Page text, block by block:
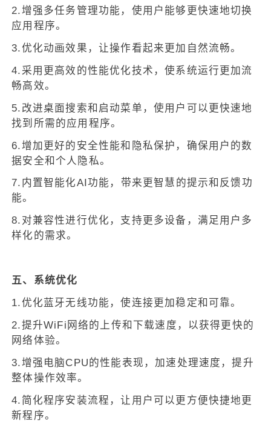
2.增强多任务管理功能，使用户能够更快速地切换
应用程序。
3.优化动画效果，让操作看起来更加自然流畅。
4.采用更高效的性能优化技术，使系统运行更加流
畅高效。
5.改进桌面搜索和启动菜单，使用户可以更快速地
找到所需的应用程序。
6.增加更好的安全性能和隐私保护，确保用户的数
据安全和个人隐私。
7.内置智能化AI功能，带来更智慧的提示和反馈功
能。
8.对兼容性进行优化，支持更多设备，满足用户多
样化的需求。
五、系统优化
1.优化蓝牙无线功能，使连接更加稳定和可靠。
2.提升WiFi网络的上传和下载速度，以获得更快的
网络体验。
3.增强电脑CPU的性能表现，加速处理速度，提升
整体操作效率。
4.简化程序安装流程，让用户可以更方便快捷地更
新程序。